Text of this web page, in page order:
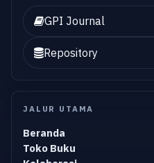
GPI Journal
Repository
JALUR UTAMA
Beranda
Toko Buku